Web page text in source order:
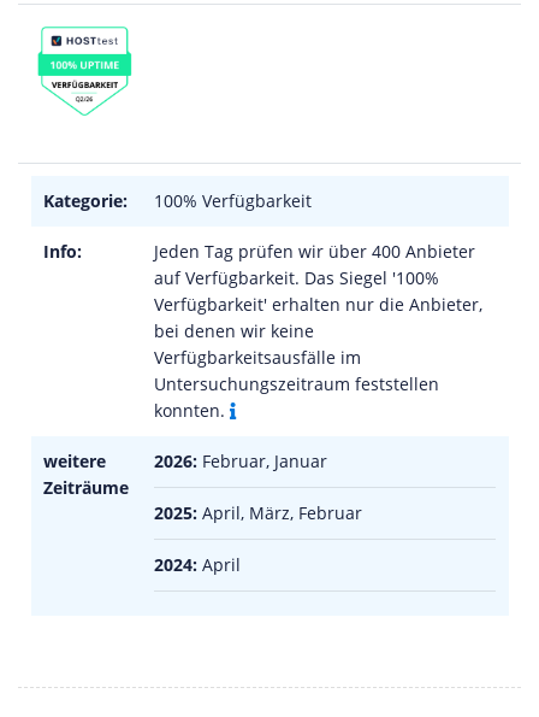
Kategorie: 100% Verfügbarkeit
Info:
Jeden Tag prüfen wir über 400 Anbieter
auf Verfügbarkeit. Das Siegel '100%
Verfügbarkeit' erhalten nur die Anbieter,
bei denen wir keine
Verfügbarkeitsausfälle im
Untersuchungszeitraum feststellen
konnten.
weitere
Zeiträume
2026: Februar, Januar
2025: April, März, Februar
2024: April